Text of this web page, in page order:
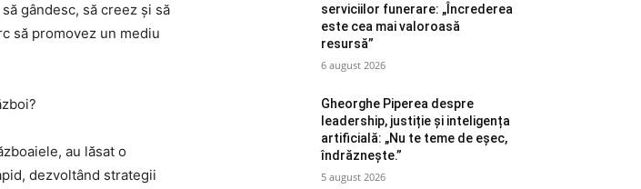
gândesc, să creez și să
să promovez un mediu
au lăsat o
dezvoltând strategii
serviciilor funerare: „Încrederea
este cea mai valoroasă
resursă”
6 august 2026
Gheorghe Piperea despre
leadership, justiție și inteligența
artificială: „Nu te teme de eșec,
îndrăznește.”
5 august 2026